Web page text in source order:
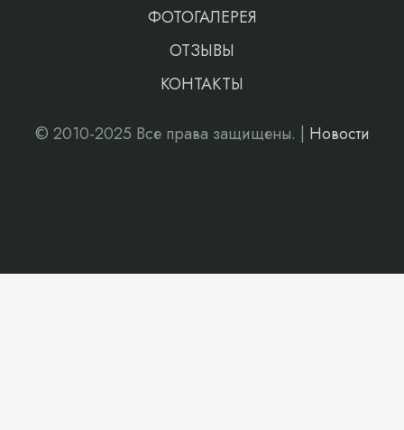
ФОТОГАЛЕРЕЯ
ОТЗЫВЫ
КОНТАКТЫ
© 2010-2025 Все права защищены. | Новости